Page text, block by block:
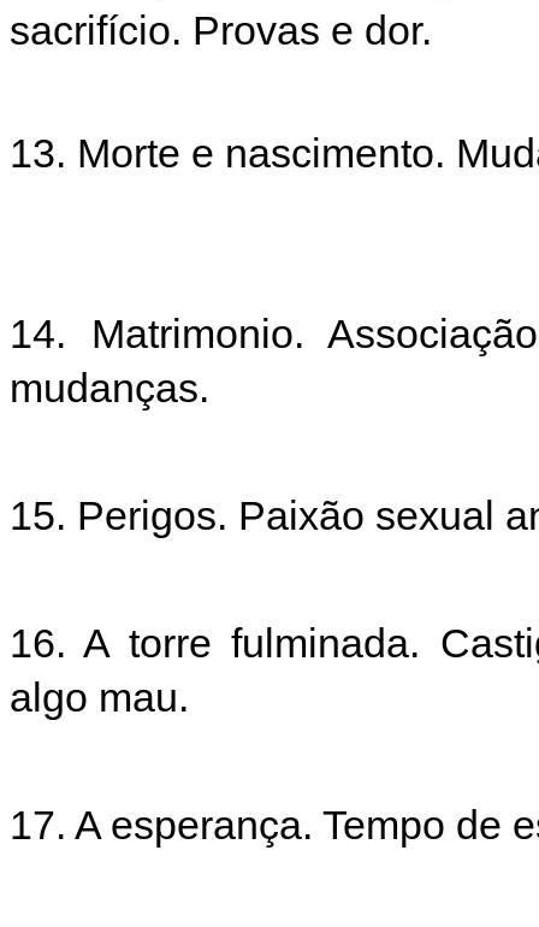
sacrifício. Provas e dor.
13. Morte e nascimento.
14. Matrimonio.
mudanças.
15. Perigos. Paixão sexual
16. A torre fulminada.
algo mau.
17. A esperança. Tempo de